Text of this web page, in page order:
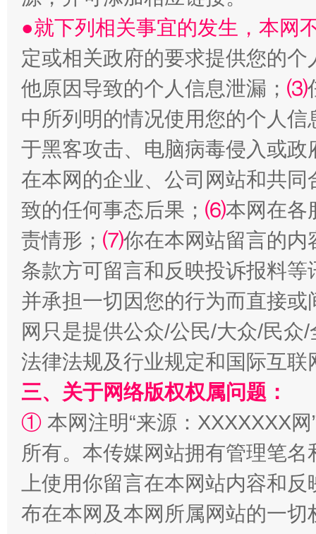
“刷贴”乱象丛生
生
揭批美国五大"原罪" "炒
解纷+调解+退费，一次搞定
●就下列相关事宜的发生，本网
定或相关政府的要求提供您的个
他原因导致的个人信息泄漏； ⑶
中所列明的情况使用您的个人
于黑客攻击、电脑病毒侵入或
在本网的企业、公司网站和共
致的任何事态后果； ⑹本网在各
责情形； ⑺你在本网站留言的内
条款方可留言和反映投诉报料
并承担一切因您的行为而直接
网只是提供公众/公民/大众/民
法律法规及行业规定和国际互
三、关于网络版权权属问题：
① 本网注明“来源：XXXXXXX
所有。本传媒网站拥有管理笔
上使用你留言在本网站内容和
布在本网及本网所属网站的一